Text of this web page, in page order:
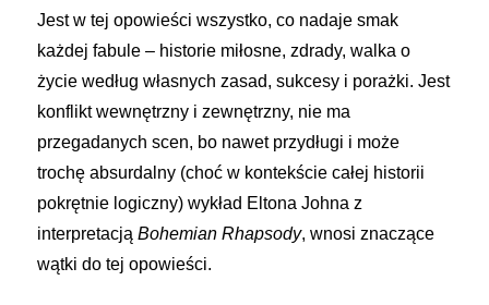
Jest w tej opowieści wszystko, co nadaje smak
każdej fabule – historie miłosne, zdrady, walka o
życie według własnych zasad, sukcesy i porażki. Jest
konflikt wewnętrzny i zewnętrzny, nie ma
przegadanych scen, bo nawet przydługi i może
trochę absurdalny (choć w kontekście całej historii
pokrętnie logiczny) wykład Eltona Johna z
interpretacjąBohemian Rhapsody, wnosi znaczące
wątki do tej opowieści.